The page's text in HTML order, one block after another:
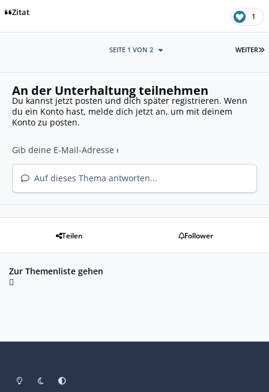
Zitat 1
WEITER
SEITE 1 VON 2
An der Unterhaltung teilnehmen
Du kannst jetzt posten und dich später registrieren. Wenn
du ein Konto hast, melde dich jetzt an, um mit deinem
Konto zu posten.
Auf dieses Thema antworten...
Teilen Follower
Zur Themenliste gehen
Heller ModusDunkler Modus
Systemeinstellung